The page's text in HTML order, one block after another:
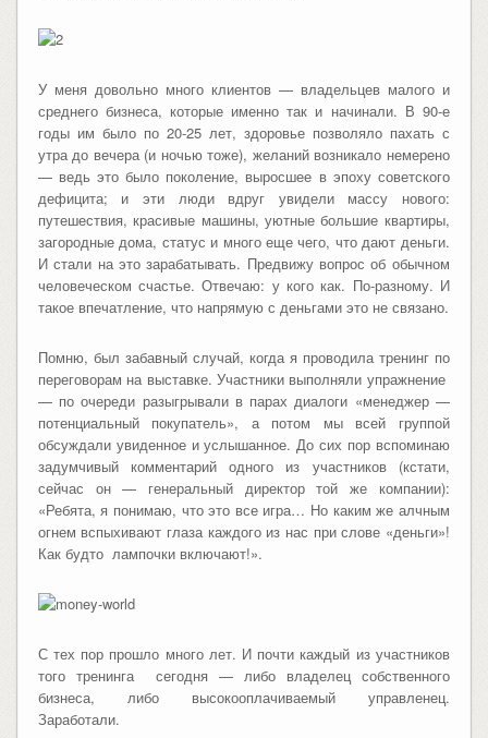
У меня довольно много клиентов — владельцев малого и
среднего бизнеса, которые именно так и начинали. В 90-е
годы им было по 20-25 лет, здоровье позволяло пахать с
утра до вечера (и ночью тоже), желаний возникало немерено
— ведь это было поколение, выросшее в эпоху советского
дефицита; и эти люди вдруг увидели массу нового:
путешествия, красивые машины, уютные большие квартиры,
загородные дома, статус и много еще чего, что дают деньги.
И стали на это зарабатывать. Предвижу вопрос об обычном
человеческом счастье. Отвечаю: у кого как. По-разному. И
такое впечатление, что напрямую с деньгами это не связано.
Помню, был забавный случай, когда я проводила тренинг по
переговорам на выставке. Участники выполняли упражнение
— по очереди разыгрывали в парах диалоги «менеджер —
потенциальный покупатель», а потом мы всей группой
обсуждали увиденное и услышанное. До сих пор вспоминаю
задумчивый комментарий одного из участников (кстати,
сейчас он — генеральный директор той же компании):
«Ребята, я понимаю, что это все игра… Но каким же алчным
огнем вспыхивают глаза каждого из нас при слове «деньги»!
Как будто лампочки включают!».
С тех пор прошло много лет. И почти каждый из участников
того тренинга сегодня — либо владелец собственного
бизнеса, либо высокооплачиваемый управленец.
Заработали.